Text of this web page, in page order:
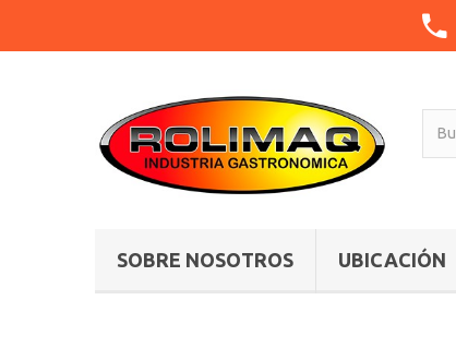
SOBRE NOSOTROS UBICACIÓN